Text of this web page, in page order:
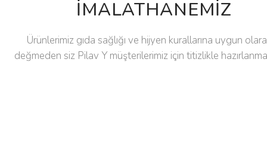
İMALATHANEMIZ
Ürünlerimiz gıda sağlığı ve hijyen kurallarına uygun
değmeden siz Pilav Y müşterilerimiz için titizlikle